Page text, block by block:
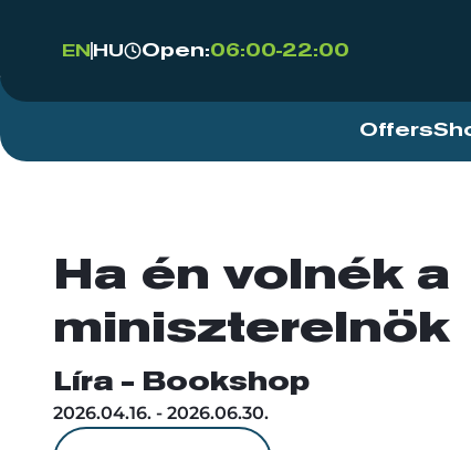
EN HU Open:06:00-22:00
Offers
Ha én volnék a
miniszterelnök
Líra - Bookshop
2026.04.16. - 2026.06.30.